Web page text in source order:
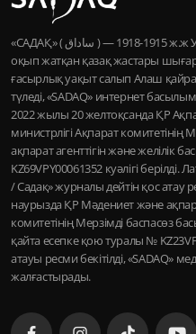
«САДАҚ» ( ساداق ) — 1915-1918 ж.ж Уфадағы «Ғалия» медресесінде
оқып жатқан қазақ жастары
ғасырлық уақыт салып Алаш
түледі, «SADAQ» интернет
2022 жылы 20 желтоқсанда ҚР
министрлігі Ақпарат
ақпарат агенттігін және
KZ69VPY00061352 куәлігі
/ Садақ» журналы дейтін қос атау
наурызда ҚР Мәдениет және
комитетінің Мерзімді баспасөз
қайта есепке қою туралы №
атауы ресми бекітілді, «SADAQ»
жалғастырады.